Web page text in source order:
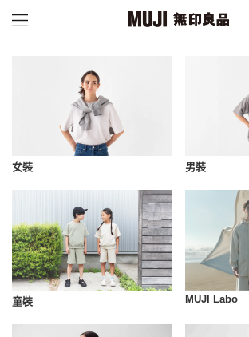
女裝 男裝
童裝 MUJI Labo